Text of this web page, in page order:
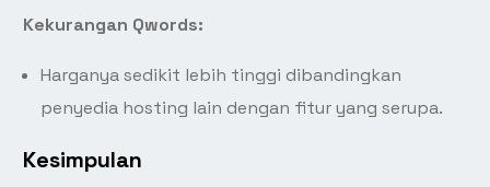
Kekurangan Qwords:
Harganya sedikit lebih tinggi dibandingkan
penyedia hosting lain dengan fitur yang serupa.
Kesimpulan